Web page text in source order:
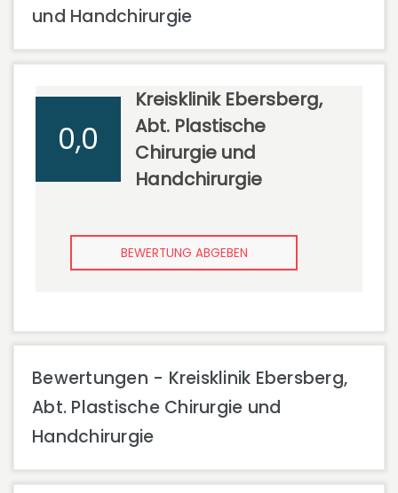
und Handchirurgie
0,0
Kreisklinik Ebersberg,
Abt. Plastische
Chirurgie und
Handchirurgie
BEWERTUNG ABGEBEN
Bewertungen - Kreisklinik Ebersberg,
Abt. Plastische Chirurgie und
Handchirurgie